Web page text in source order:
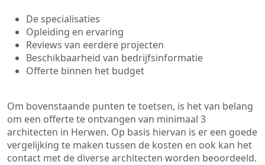
De specialisaties
Opleiding en ervaring
Reviews van eerdere projecten
Beschikbaarheid van bedrijfsinformatie
Offerte binnen het budget
Om bovenstaande punten te toetsen, is het van belang
om een offerte te ontvangen van minimaal 3
architecten in Herwen. Op basis hiervan is er een goede
vergelijking te maken tussen de kosten en ook kan het
contact met de diverse architecten worden beoordeeld.